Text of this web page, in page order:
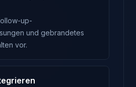
up-
und gebrandetes
vor.